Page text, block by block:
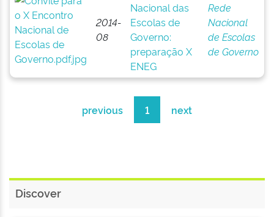
2014-
08
Nacional das
Escolas de
Governo:
preparação X
ENEG
Rede
Nacional
de Escolas
de Governo
previous 1 next
Discover